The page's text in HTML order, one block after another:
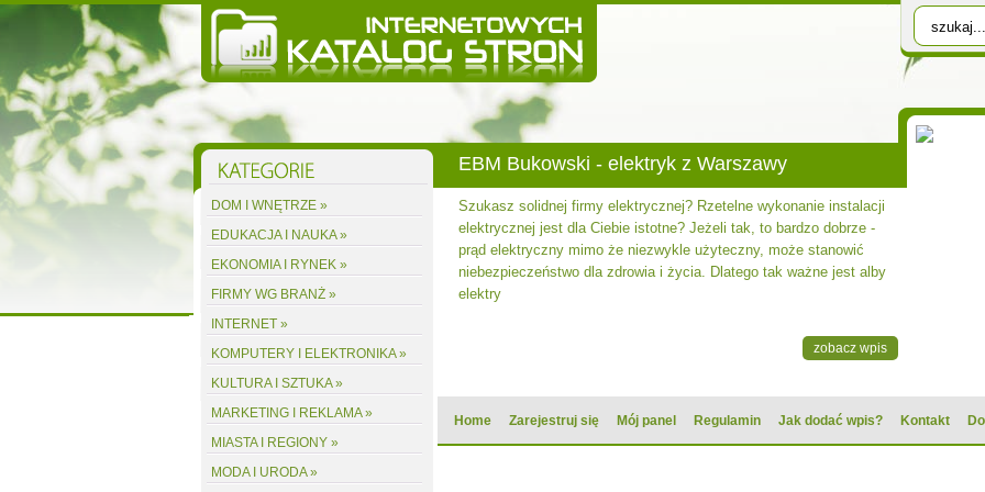
EBM Bukowski - elektryk z Warszawy
Szukasz solidnej firmy elektrycznej? Rzetelne wykonanie instalacji
elektrycznej jest dla Ciebie istotne? Jeżeli tak, to bardzo dobrze -
prąd elektryczny mimo że niezwykle użyteczny, może stanowić
niebezpieczeństwo dla zdrowia i życia. Dlatego tak ważne jest alby
elektry
zobacz wpis
Home Zarejestruj się Mój panel Regulamin Jak dodać wpis? Kontakt
DOM I WNĘTRZE »
EDUKACJA I NAUKA »
EKONOMIA I RYNEK »
FIRMY WG BRANŻ »
INTERNET »
KOMPUTERY I ELEKTRONIKA »
KULTURA I SZTUKA »
MARKETING I REKLAMA »
MIASTA I REGIONY »
MODA I URODA »